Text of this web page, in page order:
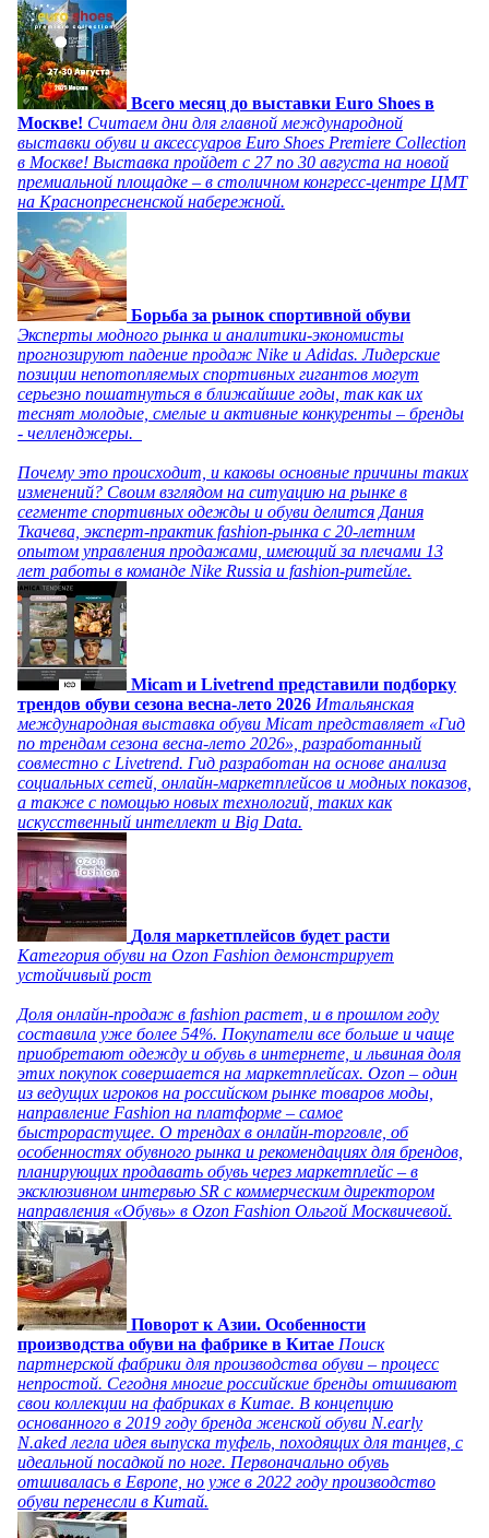
Всего месяц до выставки Euro Shoes в
Москве! Считаем дни для главной международной
выставки обуви и аксессуаров Euro Shoes Premiere Collection
в Москве! Выставка пройдет с 27 по 30 августа на новой
премиальной площадке – в столичном конгресс-центре ЦМТ
на Краснопресненской набережной.
Борьба за рынок спортивной обуви
Эксперты модного рынка и аналитики-экономисты
прогнозируют падение продаж Nike и Adidas. Лидерские
позиции непотопляемых спортивных гигантов могут
серьезно пошатнуться в ближайшие годы, так как их
теснят молодые, смелые и активные конкуренты – бренды
- челленджеры.
Почему это происходит, и каковы основные причины таких
изменений? Своим взглядом на ситуацию на рынке в
сегменте спортивных одежды и обуви делится Дания
Ткачева, эксперт-практик fashion-рынка с 20-летним
опытом управления продажами, имеющий за плечами 13
лет работы в команде Nike Russia и fashion-ритейле.
Micam и Livetrend представили подборку
трендов обуви сезона весна-лето 2026 Итальянская
международная выставка обуви Micam представляет «Гид
по трендам сезона весна-лето 2026», разработанный
совместно с Livetrend. Гид разработан на основе анализа
социальных сетей, онлайн-маркетплейсов и модных показов,
а также с помощью новых технологий, таких как
искусственный интеллект и Big Data.
Доля маркетплейсов будет расти
Категория обуви на Ozon Fashion демонстрирует
устойчивый рост
Доля онлайн-продаж в fashion растет, и в прошлом году
составила уже более 54%. Покупатели все больше и чаще
приобретают одежду и обувь в интернете, и львиная доля
этих покупок совершается на маркетплейсах. Ozon – один
из ведущих игроков на российском рынке товаров моды,
направление Fashion на платформе – самое
быстрорастущее. О трендах в онлайн-торговле, об
особенностях обувного рынка и рекомендациях для брендов,
планирующих продавать обувь через маркетплейс – в
эксклюзивном интервью SR с коммерческим директором
направления «Обувь» в Ozon Fashion Ольгой Москвичевой.
Поворот к Азии. Особенности
производства обуви на фабрике в Китае Поиск
партнерской фабрики для производства обуви – процесс
непростой. Сегодня многие российские бренды отшивают
свои коллекции на фабриках в Китае. В концепцию
основанного в 2019 году бренда женской обуви N.early
N.aked легла идея выпуска туфель, походящих для танцев, с
идеальной посадкой по ноге. Первоначально обувь
отшивалась в Европе, но уже в 2022 году производство
обуви перенесли в Китай.